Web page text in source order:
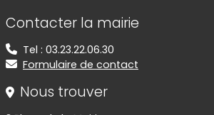
Informations de contact
Contacter la mairie
Tel : 03.23.22.06.30
Formulaire de contact
Nous trouver